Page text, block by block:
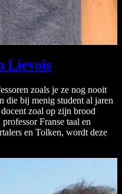
Lievois
zoals je ze nog nooit
die bij menig student al jaren
zoal op zijn brood
Franse taal en
en Tolken, wordt deze